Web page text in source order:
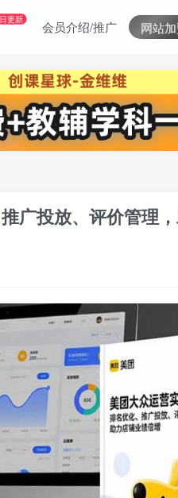
更新 会员介绍/推广 网站
广投放、评价管理